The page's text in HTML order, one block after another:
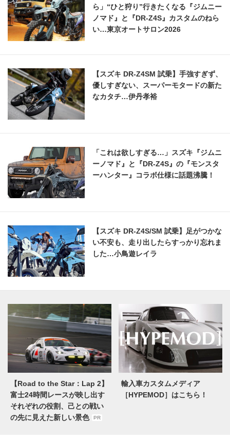
ら」“ひと狩り”行きたくなる『ジムニー
ノマド』と『DR-Z4S』カスタムのねら
い…東京オートサロン2026
【スズキ DR-Z4SM 試乗】手強すぎず、
優しすぎない、スーパーモタードの新た
なカタチ…伊丹孝裕
「これは欲しすぎる…」スズキ『ジムニ
ーノマド』と『DR-Z4S』の『モンスタ
ーハンター』コラボ仕様に話題沸騰！
【スズキ DR-Z4S/SM 試乗】足がつかな
い不安も、走り出したらすっかり忘れま
した…小鳥遊レイラ
【Road to the Star：Lap 2】
富士24時間レースが映し出す
それぞれの役割、己との戦い
の先に見えた新しい景色
PR
輸入車カスタムメディア
［HYPEMOD］はこちら！